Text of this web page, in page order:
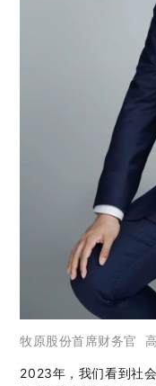
牧原股份首席财务官
2023年，我们看到社